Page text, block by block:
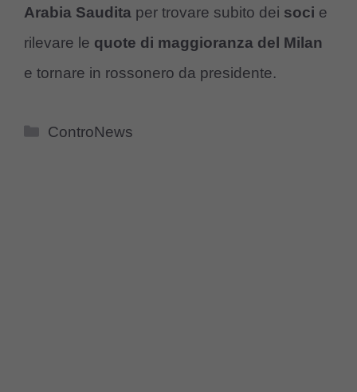
Arabia Saudita per trovare subito dei soci e
rilevare le quote di maggioranza del Milan
e tornare in rossonero da presidente.
Categorie
ControNews